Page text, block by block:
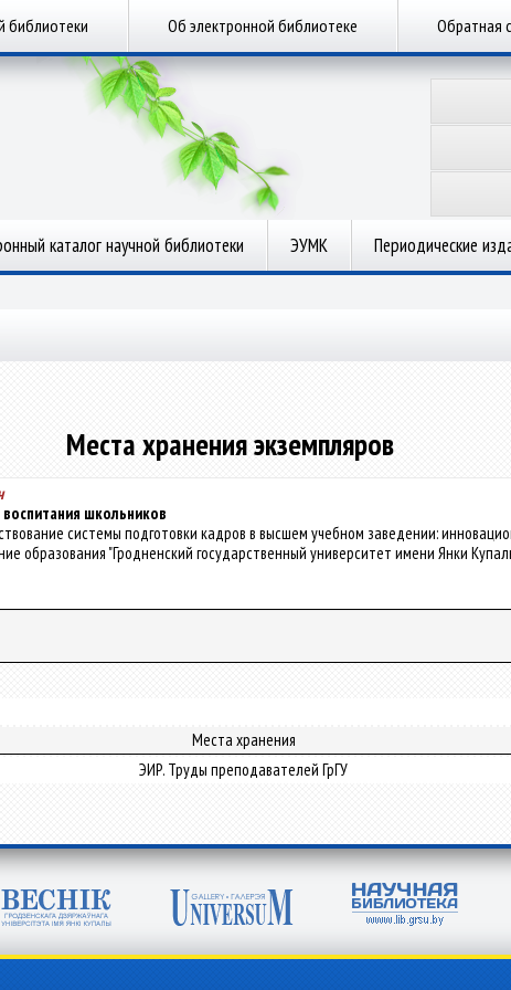
библиотеки Об электронной библиотеке Обратная
каталог научной библиотеки ЭУМК Периодические
Места хранения экземпляров
школьников
системы подготовки кадров в высшем учебном заведении:
образования "Гродненский государственный университет имени Янки
Места хранения
ЭИР. Труды преподавателей ГрГУ